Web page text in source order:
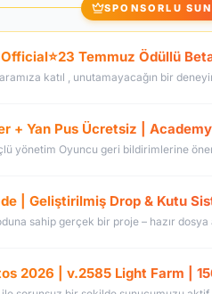
SPONSORLU
katıl , unutamayacağın bir
| Geliştirilmiş Drop & Kutu